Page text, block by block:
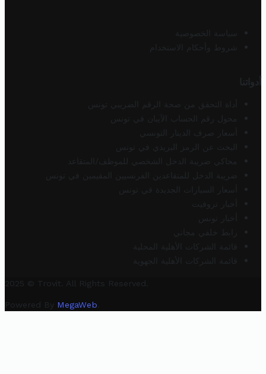
سياسة الخصوصية
شروط وأحكام الاستخدام
أدواتنا
أداة التحقق من صحة الرقم الضريبي تونس
محول رقم الحساب الآيبان في تونس
أسعار صرف الدينار التونسي
البحث عن الرمز البريدي في تونس
محاكي ضريبة الدخل الشخصي للموظف/المتقاعد
ضريبة الدخل للمتقاعدين الفرنسيين المقيمين في تونس
أسعار السيارات الجديدة في تونس
أخبار تروفيت
أخبار تونس
رابط خلفي مجاني
قائمة الشركات الأهلية المحلية
قائمة الشركات الأهلية الجهوية
2025 © Trovit. All Rights Reserved.
Powered By MegaWeb